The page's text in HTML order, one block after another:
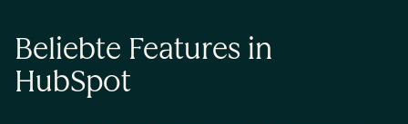
Beliebte Features in
HubSpot